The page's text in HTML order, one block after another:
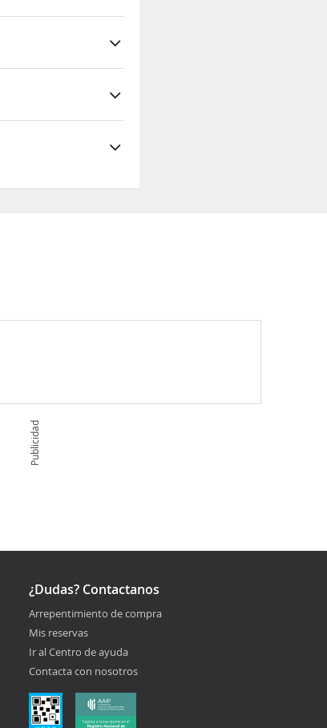
Publicidad
¿Dudas? Contactanos
Arrepentimiento de compra
Mis reservas
Ir al Centro de ayuda
Contacta con nosotros